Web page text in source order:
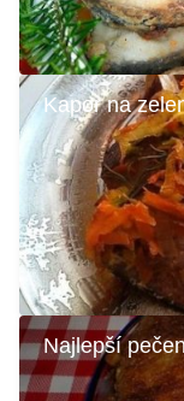
Kapor na
Najlepší